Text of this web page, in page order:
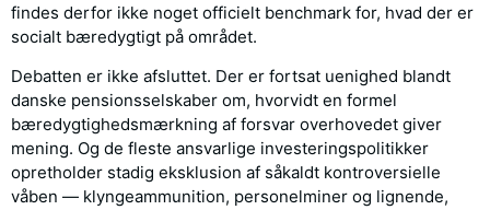
findes derfor ikke noget officielt benchmark for, hvad der er
socialt bæredygtigt på området.
Debatten er ikke afsluttet. Der er fortsat uenighed blandt
danske pensionsselskaber om, hvorvidt en formel
bæredygtighedsmærkning af forsvar overhovedet giver
mening. Og de fleste ansvarlige investeringspolitikker
opretholder stadig eksklusion af såkaldt kontroversielle
våben — klyngeammunition, personelminer og lignende,